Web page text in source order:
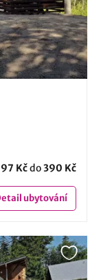
Kčdo390 Kč
ubytování